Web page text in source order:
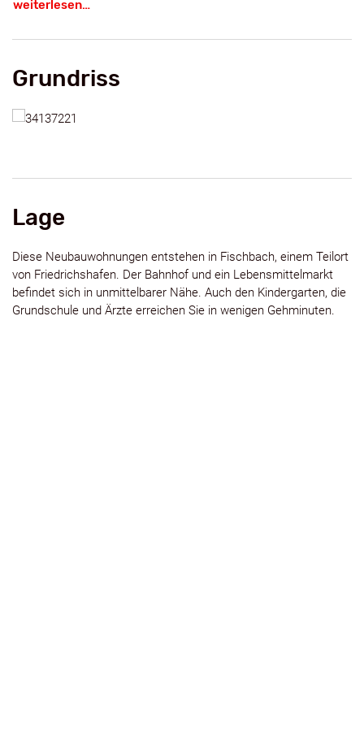
- Fußbodenheizung
Es fällt keine Käuferprovision an.
weiterlesen…
Grundriss
Lage
Diese Neubauwohnungen entstehen in Fischbach, einem Teilort
von Friedrichshafen. Der Bahnhof und ein Lebensmittelmarkt
befindet sich in unmittelbarer Nähe. Auch den Kindergarten, die
Grundschule und Ärzte erreichen Sie in wenigen Gehminuten.